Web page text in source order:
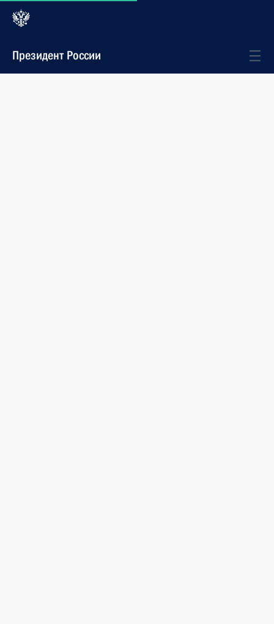
Президент России